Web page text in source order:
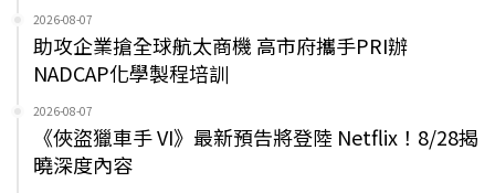
2026-08-07
助攻企業搶全球航太商機 高市府攜手PRI辦
NADCAP化學製程培訓
2026-08-07
《俠盜獵車手 VI》最新預告將登陸 Netflix！8/28揭
曉深度內容